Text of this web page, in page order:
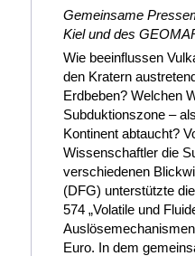
Gemeinsame
Kiel und des
Wie beeinflussen
den Kratern
Erdbeben? Welchen
Subduktionszone –
Kontinent abtaucht?
Wissenschaftler die
verschiedenen
(DFG) unterstützte
574 „Volatile und
Euro. In dem